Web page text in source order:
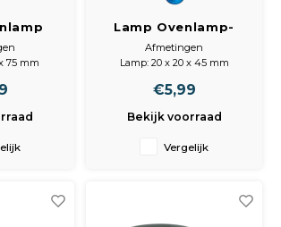
T29
75 mm
Lamp Ovenlamp-
koelkastlamp 15W
E14 T29
Afmetingen
Lamp: 20 x 20 x 45 mm
€5,99
Bekijk voorraad
Vergelijk